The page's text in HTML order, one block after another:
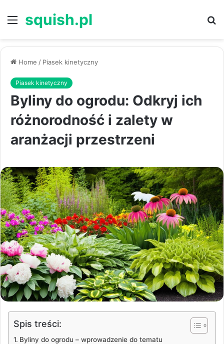
Menu
squish.pl
Home / Piasek kinetyczny
Piasek kinetyczny
Byliny do ogrodu: Odkryj ich
różnorodność i zalety w
aranżacji przestrzeni
Spis treści:
Byliny do ogrodu – wprowadzenie do tematu